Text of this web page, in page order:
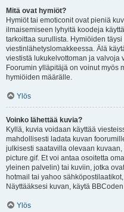
Mitä ovat hymiöt?
Hymiöt tai emoticonit ovat pieniä
ilmaisemiseen lyhyitä koodeja
tarkoittaa surullista. Hymiöiden
viestinlähetyslomakkeessa. Älä
viestistä lukukelvottoman ja valvoja
Foorumin ylläpitäjä on voinut myös
hymiöiden määrälle.
Ylös
Voinko lähettää kuvia?
Kyllä, kuvia voidaan käyttää
mahdollisesti ladata kuvan
julkisesti saatavilla olevaan
picture.gif. Et voi antaa osoitetta
yleinen palvelin) tai kuviin, jotka
hotmail tai yahoo
Näyttääksesi kuvan, käytä
Ylös